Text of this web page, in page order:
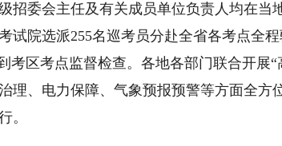
招委会主任及有关成员单位负责人均在当
试院选派255名巡考员分赴全省各考点全
考区考点监督检查。各地各部门联合开展“
理、电力保障、气象预报预警等方面全方
。